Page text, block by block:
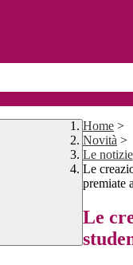
Home >
Novità >
Le notizie
Le
premiate
Le